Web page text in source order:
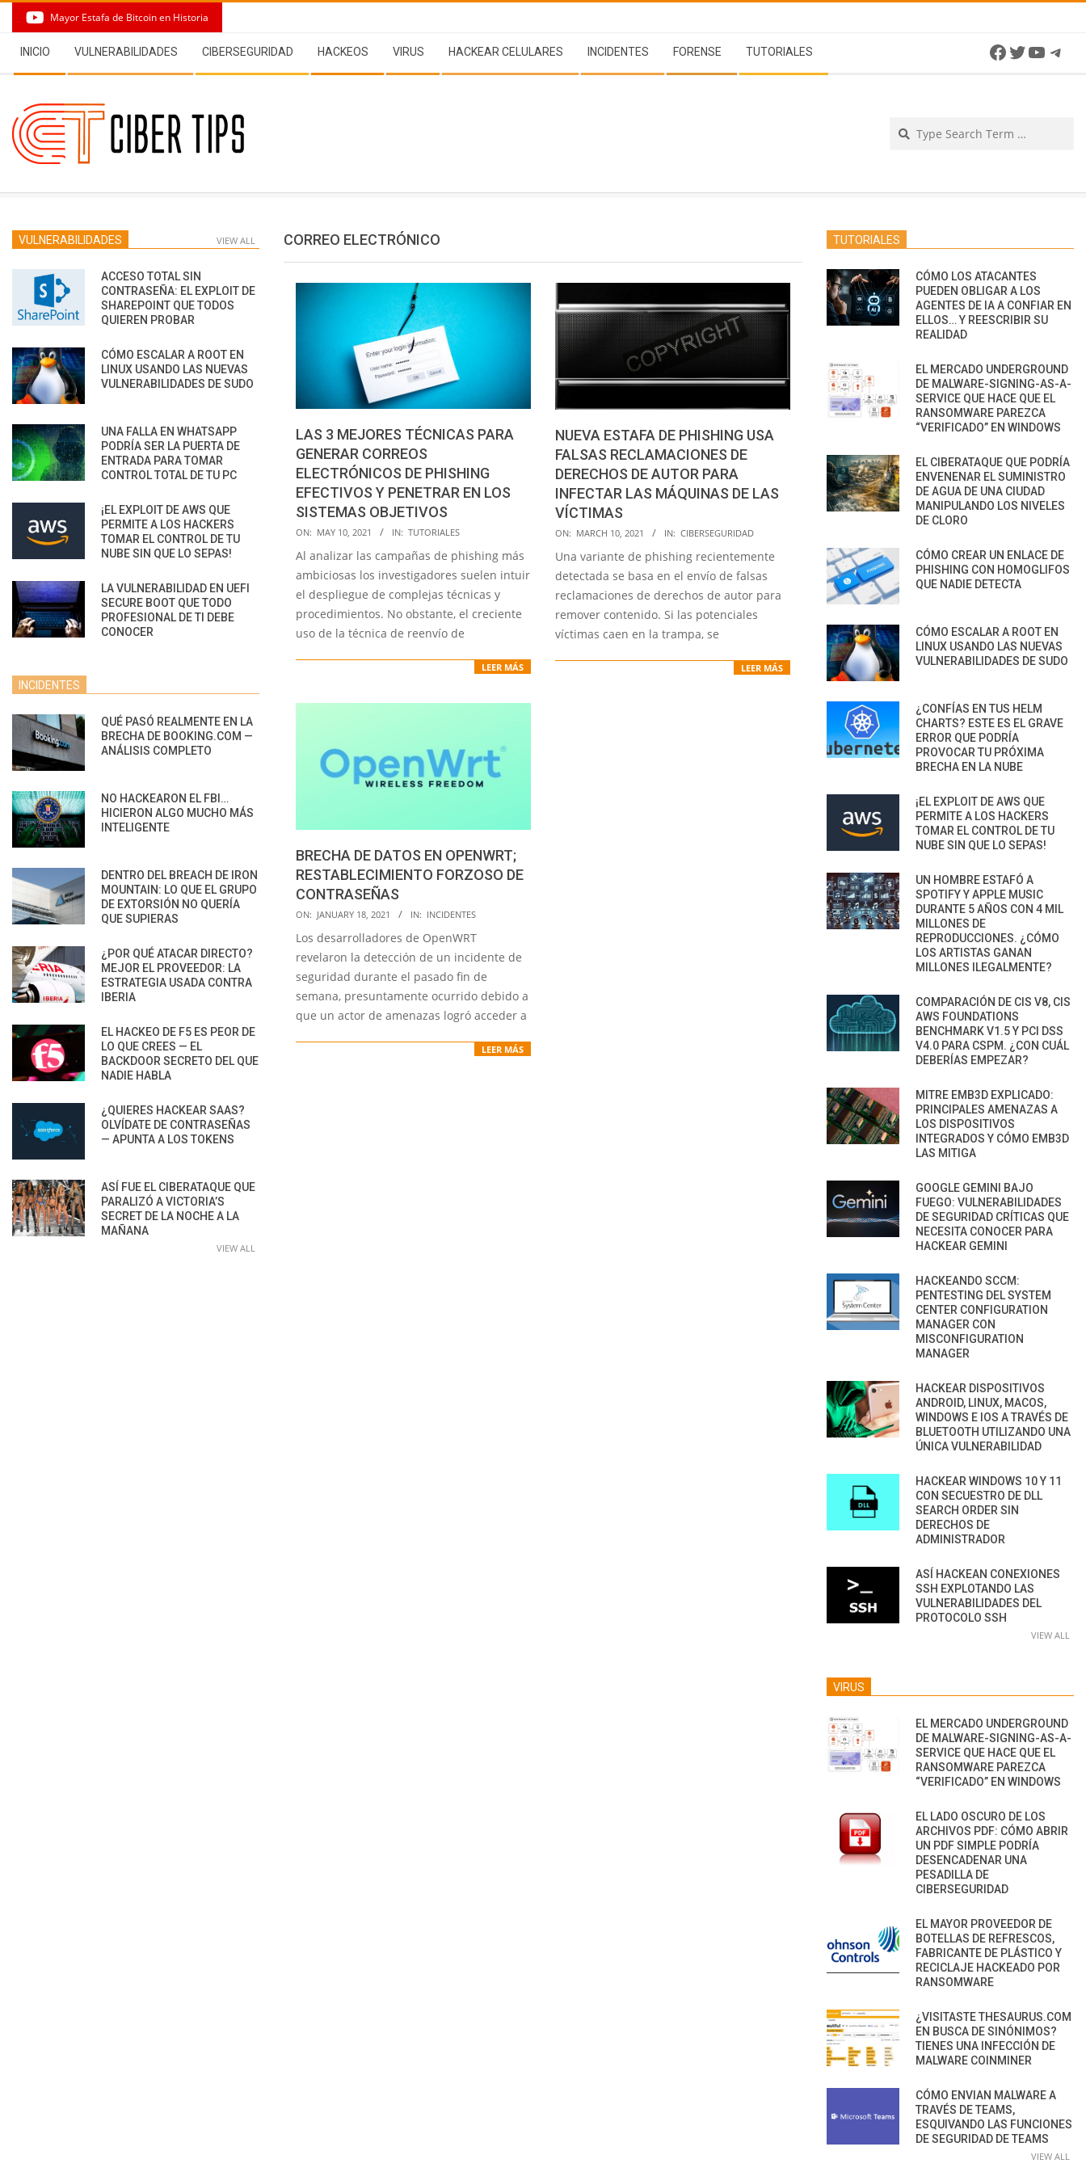
content
Mayor Estafa de Bitcoin en Historia
Navigation
Menu
INICIO VULNERABILIDADES CIBERSEGURIDAD HACKEOS VIRUS HACKEAR CELULARES INCIDENTES FORENSE TUTORIALES Facebook
Twitter
CORREO ELECTRÓNICO
LAS 3 MEJORES TÉCNICAS PARA
GENERAR CORREOS
ELECTRÓNICOS DE PHISHING
EFECTIVOS Y PENETRAR EN LOS
SISTEMAS OBJETIVOS
2021-
05-
10
ON: MAY 10, 2021 IN: TUTORIALES
Al analizar las campañas de phishing más
ambiciosas los investigadores suelen intuir
el despliegue de complejas técnicas y
procedimientos. No obstante, el creciente
uso de la técnica de reenvío de
LEER MÁS
NUEVA ESTAFA DE PHISHING USA
FALSAS RECLAMACIONES DE
DERECHOS DE AUTOR PARA
INFECTAR LAS MÁQUINAS DE LAS
VÍCTIMAS
2021-
03-
10
ON: MARCH 10, 2021 IN: CIBERSEGURIDAD
Una variante de phishing recientemente
detectada se basa en el envío de falsas
reclamaciones de derechos de autor para
remover contenido. Si las potenciales
víctimas caen en la trampa, se
LEER MÁS
BRECHA DE DATOS EN OPENWRT;
RESTABLECIMIENTO FORZOSO DE
CONTRASEÑAS
2021-
01-
18
ON: JANUARY 18, 2021 IN: INCIDENTES
Los desarrolladores de OpenWRT
revelaron la detección de un incidente de
seguridad durante el pasado fin de
semana, presuntamente ocurrido debido a
que un actor de amenazas logró acceder a
LEER MÁS
VULNERABILIDADES VIEW ALL
ACCESO TOTAL SIN
CONTRASEÑA: EL EXPLOIT DE
SHAREPOINT QUE TODOS
QUIEREN PROBAR
CÓMO ESCALAR A ROOT EN
LINUX USANDO LAS NUEVAS
VULNERABILIDADES DE SUDO
UNA FALLA EN WHATSAPP
PODRÍA SER LA PUERTA DE
ENTRADA PARA TOMAR
CONTROL TOTAL DE TU PC
¡EL EXPLOIT DE AWS QUE
PERMITE A LOS HACKERS
TOMAR EL CONTROL DE TU
NUBE SIN QUE LO SEPAS!
LA VULNERABILIDAD EN UEFI
SECURE BOOT QUE TODO
PROFESIONAL DE TI DEBE
CONOCER
INCIDENTES
QUÉ PASÓ REALMENTE EN LA
BRECHA DE BOOKING.COM —
ANÁLISIS COMPLETO
NO HACKEARON EL FBI…
HICIERON ALGO MUCHO MÁS
INTELIGENTE
DENTRO DEL BREACH DE IRON
MOUNTAIN: LO QUE EL GRUPO
DE EXTORSIÓN NO QUERÍA
QUE SUPIERAS
¿POR QUÉ ATACAR DIRECTO?
MEJOR EL PROVEEDOR: LA
ESTRATEGIA USADA CONTRA
IBERIA
EL HACKEO DE F5 ES PEOR DE
LO QUE CREES — EL
BACKDOOR SECRETO DEL QUE
NADIE HABLA
¿QUIERES HACKEAR SAAS?
OLVÍDATE DE CONTRASEÑAS
— APUNTA A LOS TOKENS
ASÍ FUE EL CIBERATAQUE QUE
PARALIZÓ A VICTORIA’S
SECRET DE LA NOCHE A LA
MAÑANA
VIEW ALL
TUTORIALES
CÓMO LOS ATACANTES
PUEDEN OBLIGAR A LOS
AGENTES DE IA A CONFIAR EN
ELLOS… Y REESCRIBIR SU
REALIDAD
EL MERCADO UNDERGROUND
DE MALWARE-SIGNING-AS-A-
SERVICE QUE HACE QUE EL
RANSOMWARE PAREZCA
“VERIFICADO” EN WINDOWS
EL CIBERATAQUE QUE PODRÍA
ENVENENAR EL SUMINISTRO
DE AGUA DE UNA CIUDAD
MANIPULANDO LOS NIVELES
DE CLORO
CÓMO CREAR UN ENLACE DE
PHISHING CON HOMOGLIFOS
QUE NADIE DETECTA
CÓMO ESCALAR A ROOT EN
LINUX USANDO LAS NUEVAS
VULNERABILIDADES DE SUDO
¿CONFÍAS EN TUS HELM
CHARTS? ESTE ES EL GRAVE
ERROR QUE PODRÍA
PROVOCAR TU PRÓXIMA
BRECHA EN LA NUBE
¡EL EXPLOIT DE AWS QUE
PERMITE A LOS HACKERS
TOMAR EL CONTROL DE TU
NUBE SIN QUE LO SEPAS!
UN HOMBRE ESTAFÓ A
SPOTIFY Y APPLE MUSIC
DURANTE 5 AÑOS CON 4 MIL
MILLONES DE
REPRODUCCIONES. ¿CÓMO
LOS ARTISTAS GANAN
MILLONES ILEGALMENTE?
COMPARACIÓN DE CIS V8, CIS
AWS FOUNDATIONS
BENCHMARK V1.5 Y PCI DSS
V4.0 PARA CSPM. ¿CON CUÁL
DEBERÍAS EMPEZAR?
MITRE EMB3D EXPLICADO:
PRINCIPALES AMENAZAS A
LOS DISPOSITIVOS
INTEGRADOS Y CÓMO EMB3D
LAS MITIGA
GOOGLE GEMINI BAJO
FUEGO: VULNERABILIDADES
DE SEGURIDAD CRÍTICAS QUE
NECESITA CONOCER PARA
HACKEAR GEMINI
HACKEANDO SCCM:
PENTESTING DEL SYSTEM
CENTER CONFIGURATION
MANAGER CON
MISCONFIGURATION
MANAGER
HACKEAR DISPOSITIVOS
ANDROID, LINUX, MACOS,
WINDOWS E IOS A TRAVÉS DE
BLUETOOTH UTILIZANDO UNA
ÚNICA VULNERABILIDAD
HACKEAR WINDOWS 10 Y 11
CON SECUESTRO DE DLL
SEARCH ORDER SIN
DERECHOS DE
ADMINISTRADOR
ASÍ HACKEAN CONEXIONES
SSH EXPLOTANDO LAS
VULNERABILIDADES DEL
PROTOCOLO SSH
VIEW ALL
VIRUS
EL MERCADO UNDERGROUND
DE MALWARE-SIGNING-AS-A-
SERVICE QUE HACE QUE EL
RANSOMWARE PAREZCA
“VERIFICADO” EN WINDOWS
EL LADO OSCURO DE LOS
ARCHIVOS PDF: CÓMO ABRIR
UN PDF SIMPLE PODRÍA
DESENCADENAR UNA
PESADILLA DE
CIBERSEGURIDAD
EL MAYOR PROVEEDOR DE
BOTELLAS DE REFRESCOS,
FABRICANTE DE PLÁSTICO Y
RECICLAJE HACKEADO POR
RANSOMWARE
¿VISITASTE THESAURUS.COM
EN BUSCA DE SINÓNIMOS?
TIENES UNA INFECCIÓN DE
MALWARE COINMINER
CÓMO ENVIAN MALWARE A
TRAVÉS DE TEAMS,
ESQUIVANDO LAS FUNCIONES
DE SEGURIDAD DE TEAMS
VIEW ALL